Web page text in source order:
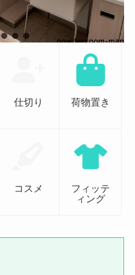
仕切り 荷物置き
コスメ
フィッテ
ィング